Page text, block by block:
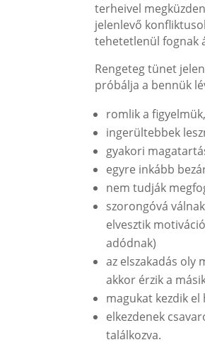
terheivel
jelenlevő
tehetetlenül fognak
Rengeteg tünet
próbálja a bennük
romlik a
ingerültebbek
gyakori
egyre inkább
nem tudják
szorongóvá
elvesztik
adódnak)
az elszakadás
akkor érzik a
magukat kezdik
elkezdenek
találkozva.